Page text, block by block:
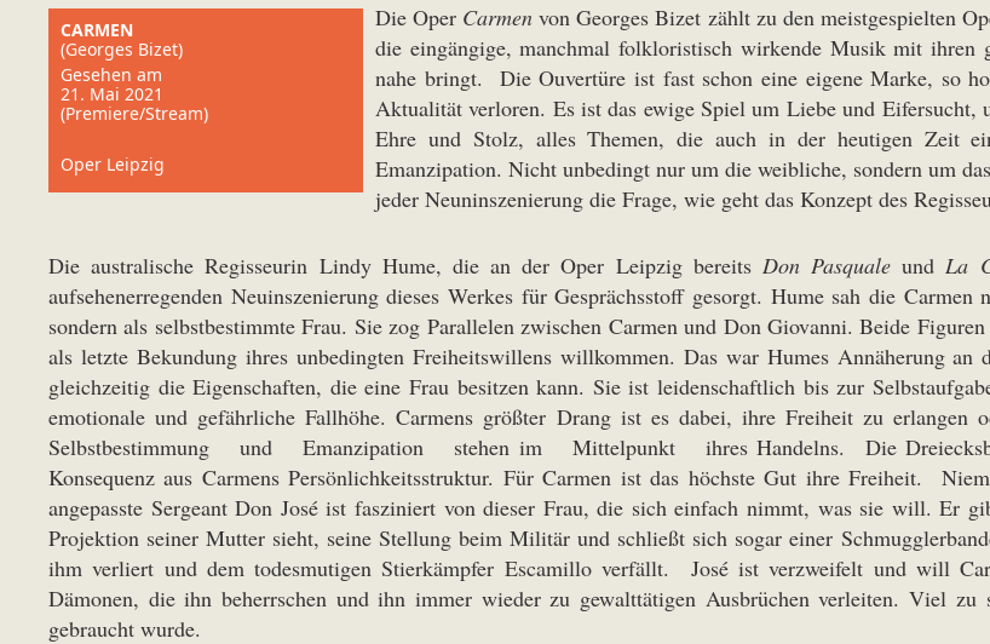
CARMEN
(Georges Bizet)
Gesehen am
21. Mai 2021
(Premiere/Stream)
Oper Leipzig
Die Oper Carmenvon Georges Bizet zählt zu den meistgespielten
die eingängige, manchmal folkloristisch wirkende Musik mit ihren
nahe bringt. Die Ouvertüre ist fast schon eine eigene Marke, so
Aktualität verloren. Es ist das ewige Spiel um Liebe und Eifersucht,
Ehre und Stolz, alles Themen, die auch in der heutigen Zeit
Emanzipation. Nicht unbedingt nur um die weibliche, sondern um
jeder Neuninszenierung die Frage, wie geht das Konzept des
Die australische Regisseurin Lindy Hume, die an der Oper Leipzig bereits Don Pasquale und La
aufsehenerregenden Neuinszenierung dieses Werkes für Gesprächsstoff gesorgt. Hume sah die
sondern als selbstbestimmte Frau. Sie zog Parallelen zwischen Carmen und Don Giovanni. Beide
als letzte Bekundung ihres unbedingten Freiheitswillens willkommen. Das war Humes Annäherung
gleichzeitig die Eigenschaften, die eine Frau besitzen kann. Sie ist leidenschaftlich bis zur
emotionale und gefährliche Fallhöhe. Carmens größter Drang ist es dabei, ihre Freiheit zu erlangen
Selbstbestimmung und Emanzipation stehen im Mittelpunkt ihres Handelns. Die
Konsequenz aus Carmens Persönlichkeitsstruktur. Für Carmen ist das höchste Gut ihre Freiheit.
angepasste Sergeant Don José ist fasziniert von dieser Frau, die sich einfach nimmt, was sie will. Er
Projektion seiner Mutter sieht, seine Stellung beim Militär und schließt sich sogar einer
ihm verliert und dem todesmutigen Stierkämpfer Escamillo verfällt. José ist verzweifelt und will
Dämonen, die ihn beherrschen und ihn immer wieder zu gewalttätigen Ausbrüchen verleiten. Viel
gebraucht wurde.